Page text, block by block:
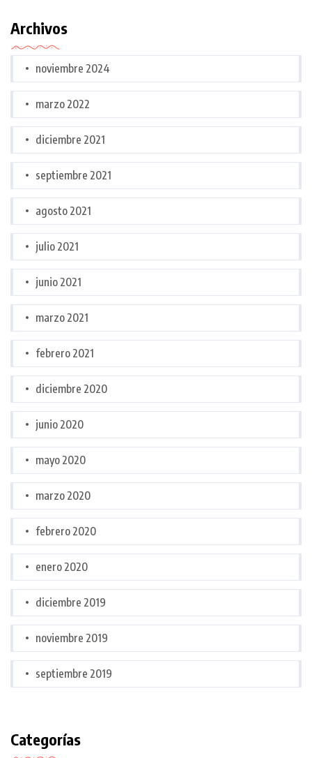
Archivos
noviembre 2024
marzo 2022
diciembre 2021
septiembre 2021
agosto 2021
julio 2021
junio 2021
marzo 2021
febrero 2021
diciembre 2020
junio 2020
mayo 2020
marzo 2020
febrero 2020
enero 2020
diciembre 2019
noviembre 2019
septiembre 2019
Categorías